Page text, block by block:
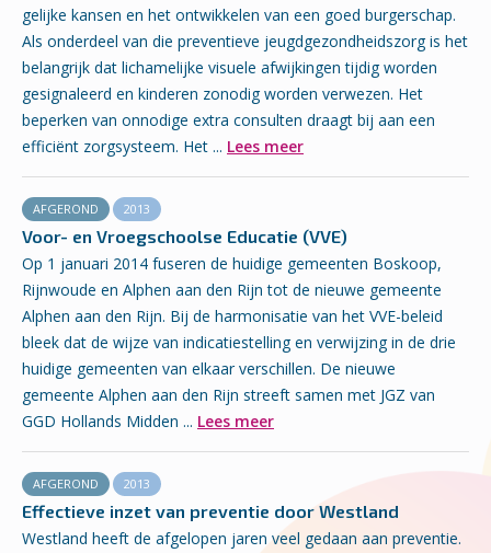
gelijke kansen en het ontwikkelen van een goed burgerschap.
Als onderdeel van die preventieve jeugdgezondheidszorg is het
belangrijk dat lichamelijke visuele afwijkingen tijdig worden
gesignaleerd en kinderen zonodig worden verwezen. Het
beperken van onnodige extra consulten draagt bij aan een
efficiënt zorgsysteem. Het ... Lees meer
AFGEROND 2013
Voor- en Vroegschoolse Educatie (VVE)
Op 1 januari 2014 fuseren de huidige gemeenten Boskoop,
Rijnwoude en Alphen aan den Rijn tot de nieuwe gemeente
Alphen aan den Rijn. Bij de harmonisatie van het VVE-beleid
bleek dat de wijze van indicatiestelling en verwijzing in de drie
huidige gemeenten van elkaar verschillen. De nieuwe
gemeente Alphen aan den Rijn streeft samen met JGZ van
GGD Hollands Midden ... Lees meer
AFGEROND 2013
Effectieve inzet van preventie door Westland
Westland heeft de afgelopen jaren veel gedaan aan preventie.